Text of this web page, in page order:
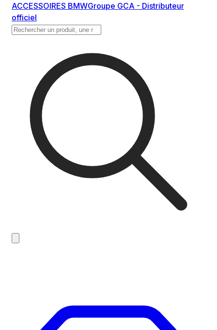
ACCESSOIRES BMWGroupe GCA - Distributeur
officiel